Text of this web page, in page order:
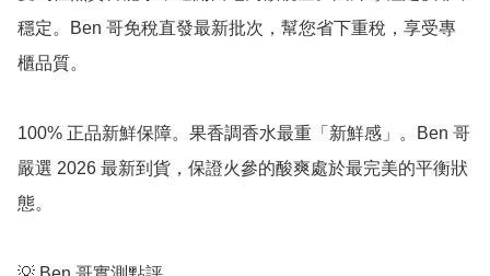
穩定。Ben 哥免稅直發最新批次，幫您省下重稅，享受專
櫃品質。
100% 正品新鮮保障。果香調香水最重「新鮮感」。Ben 哥
嚴選 2026 最新到貨，保證火參的酸爽處於最完美的平衡狀
態。